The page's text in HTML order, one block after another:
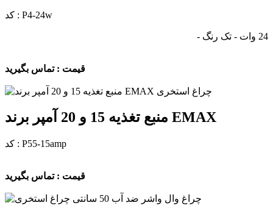
کد : P4-24w
24 وات - تک رنگ -
قیمت : تماس بگیرید
منبع تغذیه 15 و 20 آمپر برند EMAX
کد : P55-15amp
قیمت : تماس بگیرید